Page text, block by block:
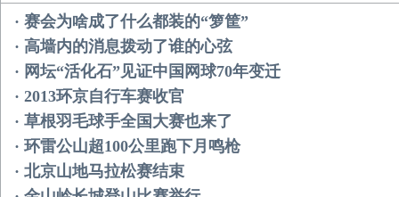
· 赛会为啥成了什么都装的“箩筐”
· 高墙内的消息拨动了谁的心弦
· 网坛“活化石”见证中国网球70年变迁
· 2013环京自行车赛收官
· 草根羽毛球手全国大赛也来了
· 环雷公山超100公里跑下月鸣枪
· 北京山地马拉松赛结束